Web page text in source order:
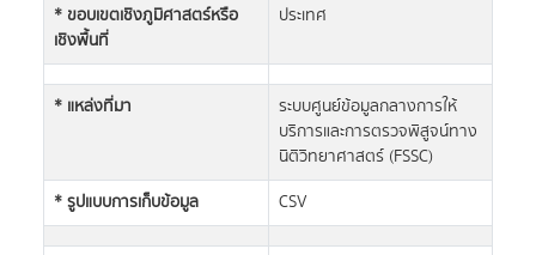
* ขอบเขตเชิงภูมิศาสตร์หรือ
เชิงพื้นที่
ประเทศ
* แหล่งที่มา
ระบบศูนย์ข้อมูลกลางการให้
บริการและการตรวจพิสูจน์ทาง
นิติวิทยาศาสตร์ (FSSC)
* รูปแบบการเก็บข้อมูล
CSV